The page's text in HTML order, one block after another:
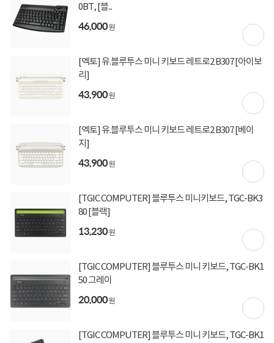
0BT, [블...
46,000원
[엑토] 유.블루투스 미니 키보드 레트로2 B307 [아이보
리]
43,900원
[엑토] 유.블루투스 미니 키보드 레트로2 B307 [베이
지]
43,900원
[TGIC COMPUTER] 블루투스 미니키보드, TGC-BK3
80 [블랙]
13,230원
[TGIC COMPUTER] 블루투스 미니 키보드, TGC-BK1
50 그레이
20,000원
[TGIC COMPUTER] 블루투스 미니 키보드, TGC-BK1
배송비 무료배송
상세정보를